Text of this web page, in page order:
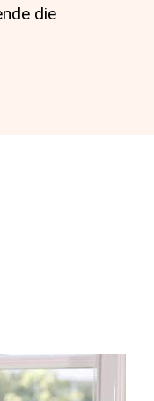
die